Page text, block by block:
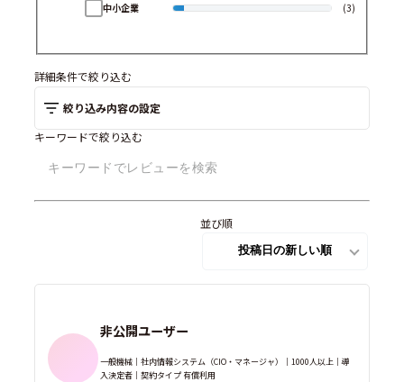
中小企業 (3)
詳細条件で絞り込む
絞り込み内容の設定
キーワードで絞り込む
並び順
非公開ユーザー
一般機械｜社内情報システム（CIO・マネージャ）｜1000人以上｜導
入決定者｜契約タイプ 有償利用